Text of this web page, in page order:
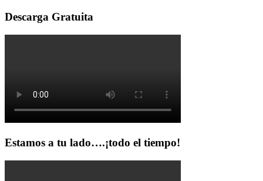
Descarga Gratuita
Estamos a tu lado….¡todo el tiempo!